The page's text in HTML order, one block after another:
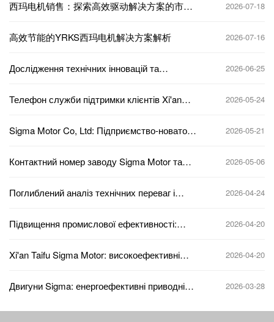
西玛电机销售：探索高效驱动解决方案的市场
2026-07-18
高效节能的YRKS西玛电机解决方案解析 2026-07-16
Дослідження технічних інновацій та
2026-06-25
Телефон служби підтримки клієнтів Xi'an
2026-05-24
Sigma Motor Co, Ltd: Підприємство-новатор
2026-05-21
Контактний номер заводу Sigma Motor та
2026-05-06
Поглиблений аналіз технічних переваг і
2026-04-24
Підвищення промислової ефективності:
2026-04-20
Xi'an Taifu Sigma Motor: високоефективні
2026-04-20
Двигуни Sigma: енергоефективні приводні
2026-03-28